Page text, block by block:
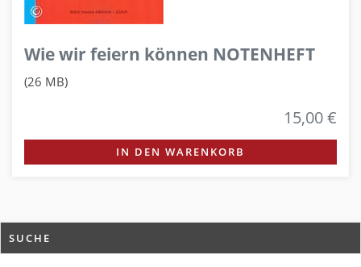
Wie wir feiern können NOTENHEFT
(26 MB)
15,00 €
IN DEN WARENKORB
SUCHE